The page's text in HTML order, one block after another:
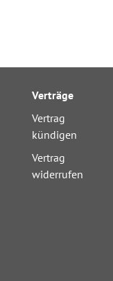
Verträge
Vertrag
kündigen
Vertrag
widerrufen